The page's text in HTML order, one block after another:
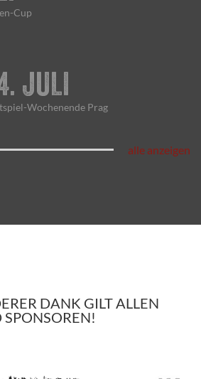
Cup
JULI
Wochenende Prag
alle anzeigen
DANK GILT ALLEN
SPONSOREN!